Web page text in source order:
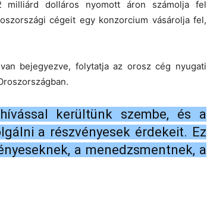
dolláros nyomott áron számolja fel
cégeit egy konzorcium vásárolja fel,
bejegyezve, folytatja az orosz cég nyugati
kerültünk szembe, és a
a részvényesek érdekeit. Ez
a menedzsmentnek, a